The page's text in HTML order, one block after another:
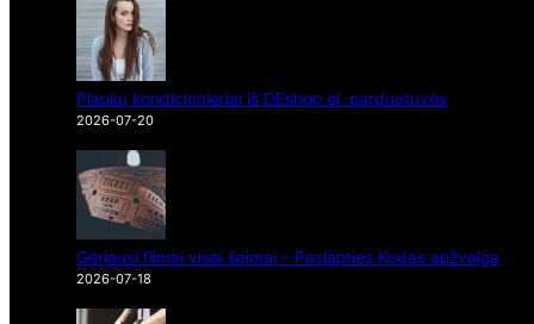
Plaukų kondicionieriai iš DEshop el. parduotuvės
2026-07-20
Geriausi filmai visai šeimai – Paslapties Kodas apžvalga
2026-07-18